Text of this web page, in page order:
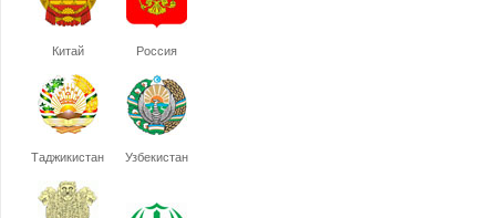
Китай Россия
Таджикистан Узбекистан